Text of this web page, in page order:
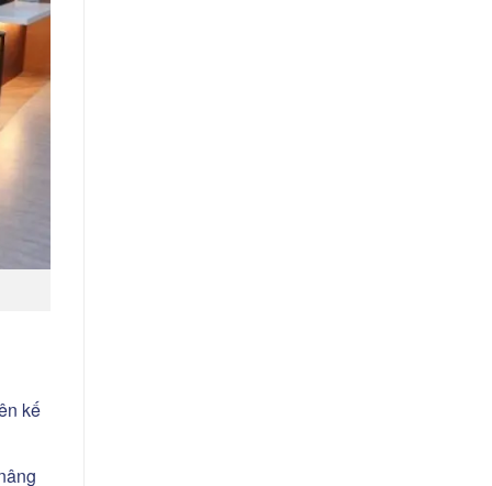
kế